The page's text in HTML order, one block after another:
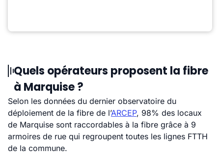
Quels opérateurs proposent la fibre
à Marquise ?
Selon les données du dernier observatoire du
déploiement de la fibre de l’ARCEP, 98% des locaux
de Marquise sont raccordables à la fibre grâce à 9
armoires de rue qui regroupent toutes les lignes FTTH
de la commune.